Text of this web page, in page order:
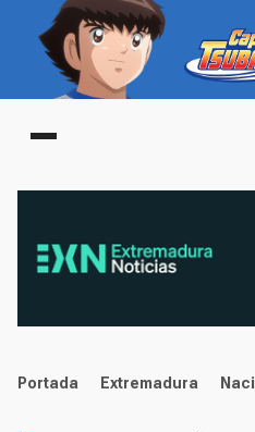
Main menu
noticias
Portada Extremadura